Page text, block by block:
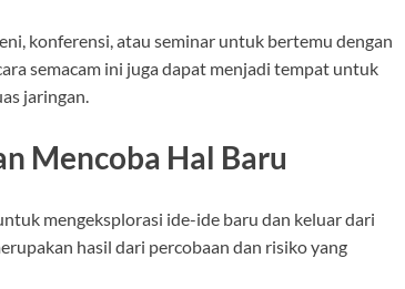
konferensi, atau seminar untuk bertemu dengan
semacam ini juga dapat menjadi tempat untuk
jaringan.
Mencoba Hal Baru
mengeksplorasi ide-ide baru dan keluar dari
hasil dari percobaan dan risiko yang